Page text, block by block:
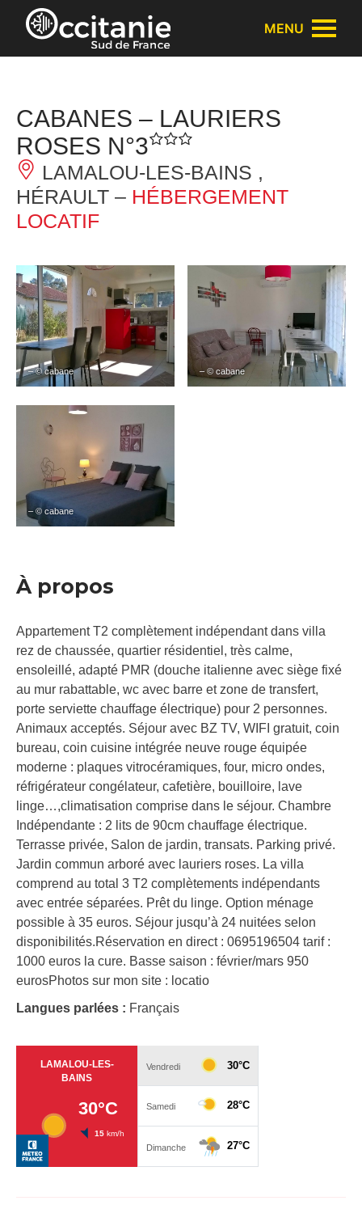
Panneau de gestion des cookies
MENU
CABANES – LAURIERS
ROSES N°3
LAMALOU-LES-BAINS ,
HÉRAULT – HÉBERGEMENT
LOCATIF
– © cabane – © cabane
– © cabane
À propos
Appartement T2 complètement indépendant dans villa
rez de chaussée, quartier résidentiel, très calme,
ensoleillé, adapté PMR (douche italienne avec siège fixé
au mur rabattable, wc avec barre et zone de transfert,
porte serviette chauffage électrique) pour 2 personnes.
Animaux acceptés. Séjour avec BZ TV, WIFI gratuit, coin
bureau, coin cuisine intégrée neuve rouge équipée
moderne : plaques vitrocéramiques, four, micro ondes,
réfrigérateur congélateur, cafetière, bouilloire, lave
linge…,climatisation comprise dans le séjour. Chambre
Indépendante : 2 lits de 90cm chauffage électrique.
Terrasse privée, Salon de jardin, transats. Parking privé.
Jardin commun arboré avec lauriers roses. La villa
comprend au total 3 T2 complètements indépendants
avec entrée séparées. Prêt du linge. Option ménage
possible à 35 euros. Séjour jusqu’à 24 nuitées selon
disponibilités.Réservation en direct : 0695196504 tarif :
1000 euros la cure. Basse saison : février/mars 950
eurosPhotos sur mon site : locatio
Langues parlées : Français